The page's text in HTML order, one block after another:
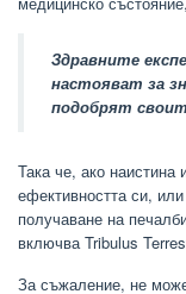
Здравните
настояват за
подобрят
Така че, ако наистина
ефективността си,
получаване на
включва Tribulus
За съжаление, не